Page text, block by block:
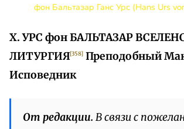
фон Бальтазар Ганс Урс (Hans Urs
X. УРС фон БАЛЬТАЗАР
ЛИТУРГИЯ[358] Преподобный
Исповедник
От редакции. В связи с